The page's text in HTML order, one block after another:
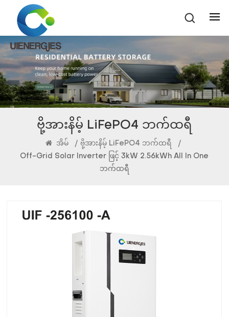
ဗို့အားနိမ့် LiFePO4 ဘက်ထရီ
အိမ် / ဗို့အားနိမ့် LiFePO4 ဘက်ထရီ
/
Off-Grid Solar Inverter ဖြင့် 3kW 2.56kWh All In One
ဘက်ထရီ